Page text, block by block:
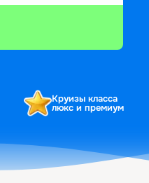
Круизы класса
люкс и премиум